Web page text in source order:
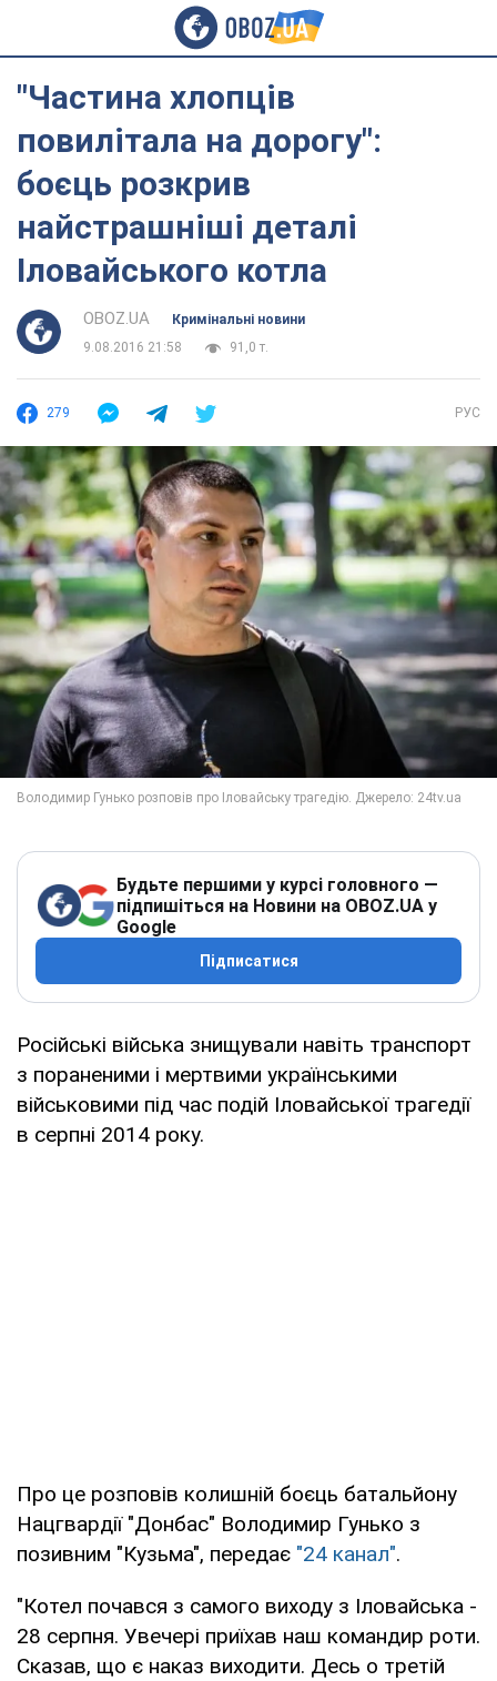
"Частина хлопців
повилітала на дорогу":
боєць розкрив
найстрашніші деталі
Іловайського котла
OBOZ.UA
Кримінальні новини
9.08.2016 21:58
91,0 т.
279 РУС
Будьте першими у курсі головного —
підпишіться на Новини на OBOZ.UA у
Google
Підписатися
Російські війська знищували навіть транспорт
з пораненими і мертвими українськими
військовими під час подій Іловайської трагедії
в серпні 2014 року.
Про це розповів колишній боєць батальйону
Нацгвардії "Донбас" Володимир Гунько з
позивним "Кузьма", передає "24 канал".
"Котел почався з самого виходу з Іловайська -
28 серпня. Увечері приїхав наш командир роти.
Сказав, що є наказ виходити. Десь о третій